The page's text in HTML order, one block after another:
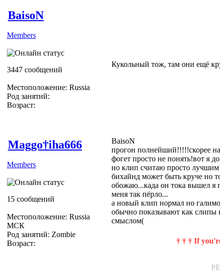
BaisoN
Members
3447 сообщений
Местоположение: Russia
Род занятий:
Возраст:
Кукольный тож, там они ещё
Maggo†iha666
Members
15 сообщений
Местоположение: Russia
МСК
Род занятий: Zombie
Возраст:
BaisoN
прогон полнейший!!!!!скорее
фогет просто не понять!вот я
но клип считаю просто
бихайнд может быть круче но
обожаю...када он тока вышел я
меня так пёрло...
а новый клип нормал но
обычно показывают как
смыслом(
† † † If